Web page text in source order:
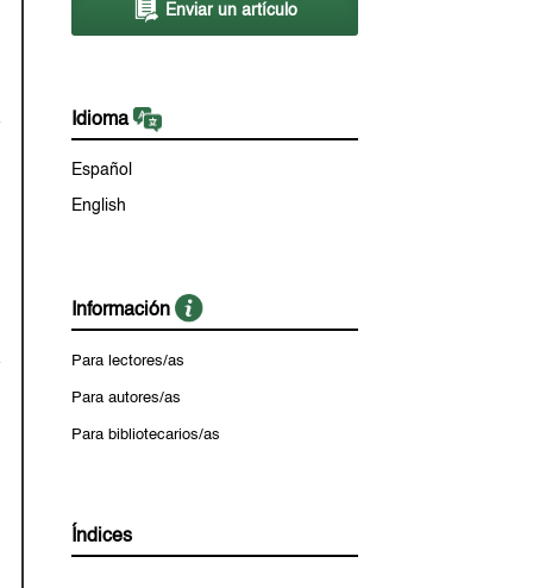
Enviar un artículo
Idioma
Español
English
Información
Para lectores/as
Para autores/as
Para bibliotecarios/as
Índices